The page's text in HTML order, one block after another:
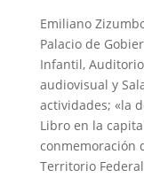
Emiliano
Palacio de
Infantil,
audiovisual y
actividades; «la
Libro en la
conmemoración
Territorio